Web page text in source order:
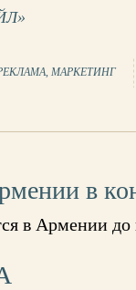
МАРКЕТИНГ
в
в Армении до